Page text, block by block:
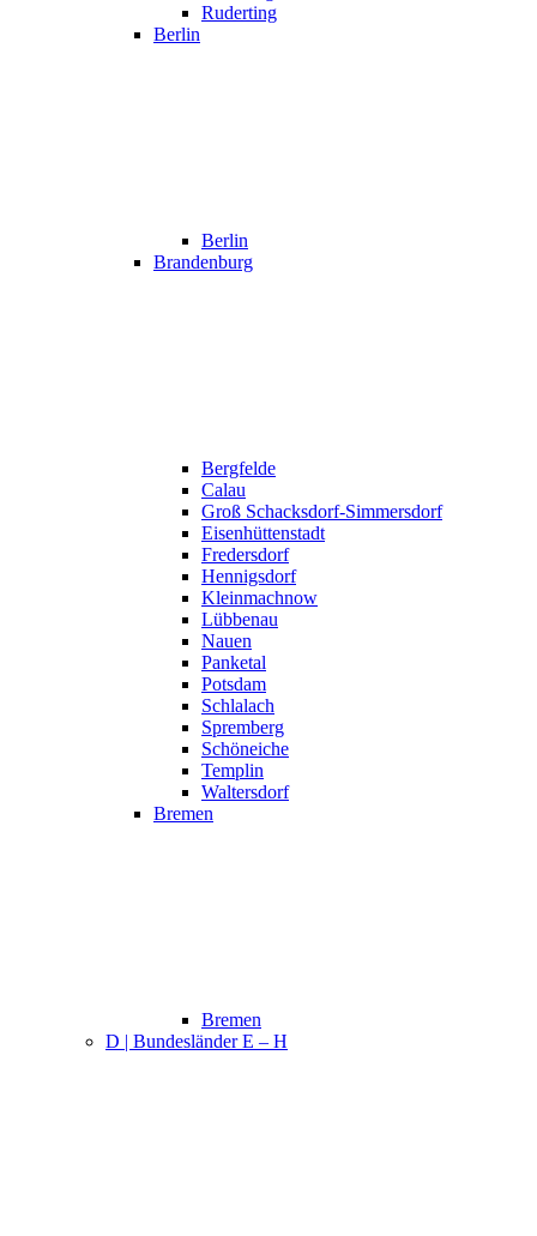
Ruderting
Berlin
Berlin
Brandenburg
Bergfelde
Calau
Groß Schacksdorf-Simmersdorf
Eisenhüttenstadt
Fredersdorf
Hennigsdorf
Kleinmachnow
Lübbenau
Nauen
Panketal
Potsdam
Schlalach
Spremberg
Schöneiche
Templin
Waltersdorf
Bremen
Bremen
D | Bundesländer E – H